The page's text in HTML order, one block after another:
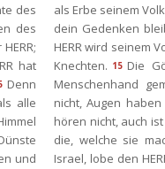
des
des
hat
Denn
alle
und
als Erbe seinem
dein Gedenken
HERR wird seinem
Knechten. 15 Die
Menschenhand
nicht, Augen
hören nicht, auch
die, welche sie
Israel, lobe den